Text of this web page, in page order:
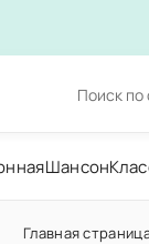
Шансон
Главная